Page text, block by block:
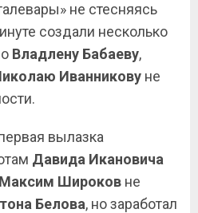
не стесняясь
создали несколько
Владлену Бабаеву,
Иванникову не
вылазка
Давида Икановича
Максим Широков не
Белова, но заработал